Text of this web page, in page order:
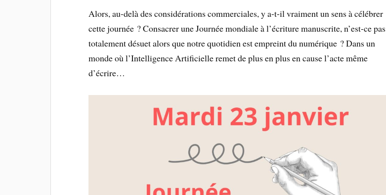
Alors, au-delà des considérations commerciales, y a-t-il vraiment un sens à célébrer
cette journée ? Consacrer une Journée mondiale à l’écriture manuscrite, n’est-ce pas
totalement désuet alors que notre quotidien est empreint du numérique ? Dans un
monde où l’Intelligence Artificielle remet de plus en plus en cause l’acte même
d’écrire…